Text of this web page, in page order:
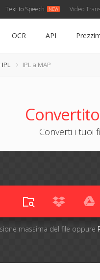
Text to Speech Video
OCR API
IPL a MAP
Converti i tuoi
massima del file oppure